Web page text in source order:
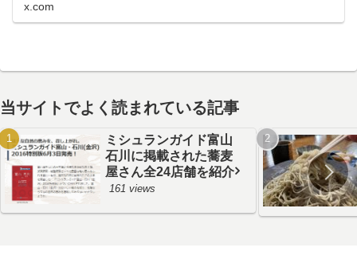
x.com
当サイトでよく読まれている記事
ミシュランガイド富山
石川に掲載された蕎麦
屋さん全24店舗を紹介
161 views